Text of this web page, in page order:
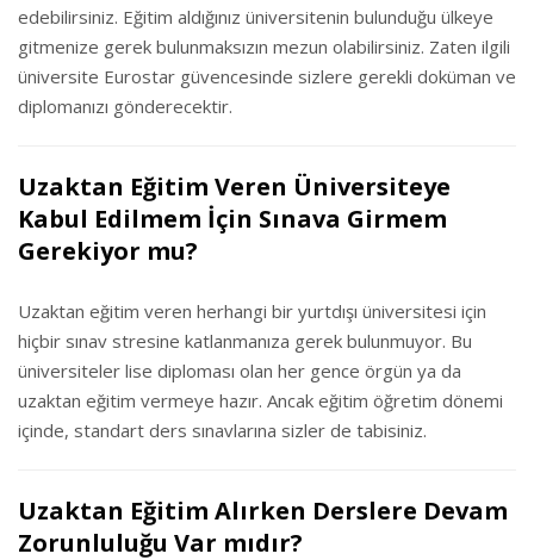
edebilirsiniz. Eğitim aldığınız üniversitenin bulunduğu ülkeye
gitmenize gerek bulunmaksızın mezun olabilirsiniz. Zaten ilgili
üniversite Eurostar güvencesinde sizlere gerekli doküman ve
diplomanızı gönderecektir.
Uzaktan Eğitim Veren Üniversiteye
Kabul Edilmem İçin Sınava Girmem
Gerekiyor mu?
Uzaktan eğitim veren herhangi bir yurtdışı üniversitesi için
hiçbir sınav stresine katlanmanıza gerek bulunmuyor. Bu
üniversiteler lise diploması olan her gence örgün ya da
uzaktan eğitim vermeye hazır. Ancak eğitim öğretim dönemi
içinde, standart ders sınavlarına sizler de tabisiniz.
Uzaktan Eğitim Alırken Derslere Devam
Zorunluluğu Var mıdır?